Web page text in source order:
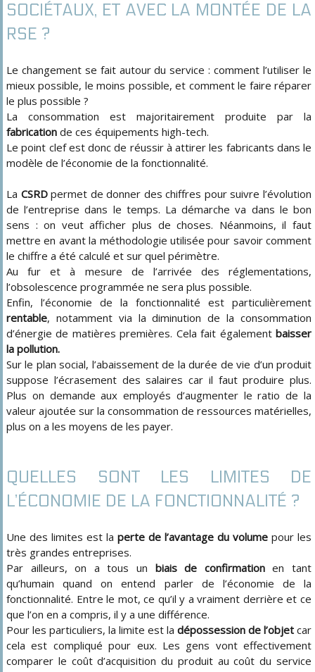
SOCIÉTAUX, ET AVEC LA MONTÉE DE LA
RSE ?
Le changement se fait autour du service : comment l’utiliser le
mieux possible, le moins possible, et comment le faire réparer
le plus possible ?
La consommation est majoritairement produite par la
fabrication de ces équipements high-tech.
Le point clef est donc de réussir à attirer les fabricants dans le
modèle de l’économie de la fonctionnalité.
La CSRDpermet de donner des chiffres pour suivre l’évolution
de l’entreprise dans le temps. La démarche va dans le bon
sens : on veut afficher plus de choses. Néanmoins, il faut
mettre en avant la méthodologie utilisée pour savoir comment
le chiffre a été calculé et sur quel périmètre.
Au fur et à mesure de l’arrivée des réglementations,
l’obsolescence programmée ne sera plus possible.
Enfin, l’économie de la fonctionnalité est particulièrement
rentable, notamment via la diminution de la consommation
d’énergie de matières premières. Cela fait également baisser
la pollution.
Sur le plan social, l’abaissement de la durée de vie d’un produit
suppose l’écrasement des salaires car il faut produire plus.
Plus on demande aux employés d’augmenter le ratio de la
valeur ajoutée sur la consommation de ressources matérielles,
plus on a les moyens de les payer.
QUELLES SONT LES LIMITES DE
L’ÉCONOMIE DE LA FONCTIONNALITÉ ?
Une des limites est la perte de l’avantage du volume pour les
très grandes entreprises.
Par ailleurs, on a tous un biais de confirmationen tant
qu’humain quand on entend parler de l’économie de la
fonctionnalité. Entre le mot, ce qu’il y a vraiment derrière et ce
que l’on en a compris, il y a une différence.
Pour les particuliers, la limite est la dépossession de l’objet car
cela est compliqué pour eux. Les gens vont effectivement
comparer le coût d’acquisition du produit au coût du service